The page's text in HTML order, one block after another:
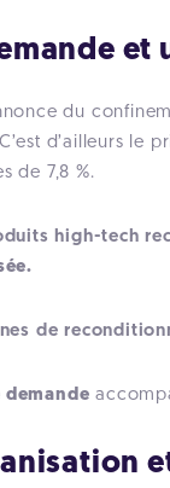
et
du
d’ailleurs le
de 7,8 %.
high-tech
de
demande